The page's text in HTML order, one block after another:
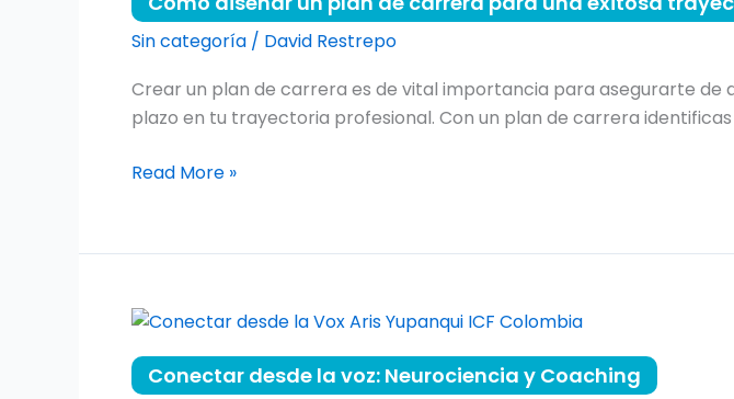
Sin categoría / David Restrepo
Crear un plan de carrera es de vital importancia para asegurarte de
plazo en tu trayectoria profesional. Con un plan de carrera
plan
carrera
para
exitosa
Read More »
Conectar desde la voz: Neurociencia y Coaching
Conectar